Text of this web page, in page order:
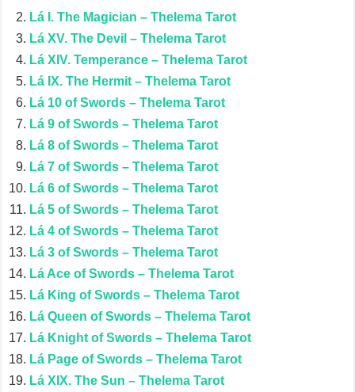
Lá I. The Magician – Thelema Tarot
Lá XV. The Devil – Thelema Tarot
Lá XIV. Temperance – Thelema Tarot
Lá IX. The Hermit – Thelema Tarot
Lá 10 of Swords – Thelema Tarot
Lá 9 of Swords – Thelema Tarot
Lá 8 of Swords – Thelema Tarot
Lá 7 of Swords – Thelema Tarot
Lá 6 of Swords – Thelema Tarot
Lá 5 of Swords – Thelema Tarot
Lá 4 of Swords – Thelema Tarot
Lá 3 of Swords – Thelema Tarot
Lá Ace of Swords – Thelema Tarot
Lá King of Swords – Thelema Tarot
Lá Queen of Swords – Thelema Tarot
Lá Knight of Swords – Thelema Tarot
Lá Page of Swords – Thelema Tarot
Lá XIX. The Sun – Thelema Tarot